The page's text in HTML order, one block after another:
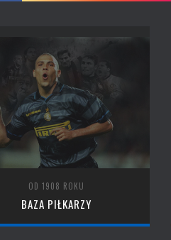
OD 1908 ROKU
BAZA PIŁKARZY